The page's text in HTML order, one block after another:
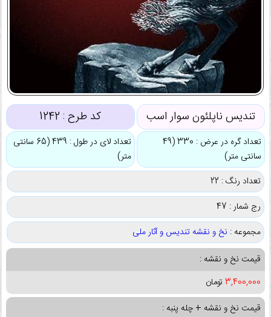
تندیس ناپلئون سوار اسب کد طرح : 1242
تعداد گره در عرض : 330 (49
سانتی متر)
تعداد لای در طول : 439 (65 سانتی
متر)
تعداد رنگ : 22
رج شمار : 47
مجموعه : نخ و نقشه تندیس و آثار ملی
قیمت نخ و نقشه :
3,400,000 تومان
قیمت نخ و نقشه + چله پنبه :